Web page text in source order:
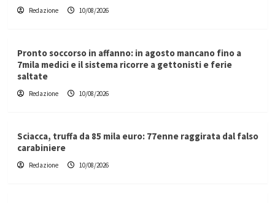
Redazione 10/08/2026
Pronto soccorso in affanno: in agosto mancano fino a
7mila medici e il sistema ricorre a gettonisti e ferie
saltate
Redazione 10/08/2026
Sciacca, truffa da 85 mila euro: 77enne raggirata dal falso
carabiniere
Redazione 10/08/2026